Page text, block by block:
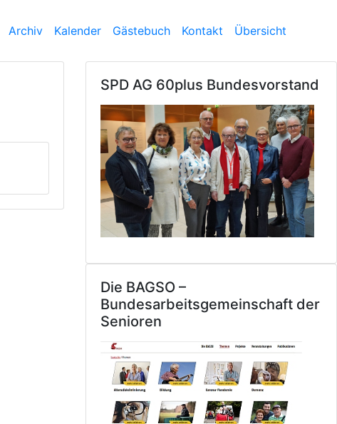
Archiv Kalender Gästebuch Kontakt Übersicht
SPD AG 60plus Bundesvorstand
Die BAGSO –
Bundesarbeitsgemeinschaft der
Senioren